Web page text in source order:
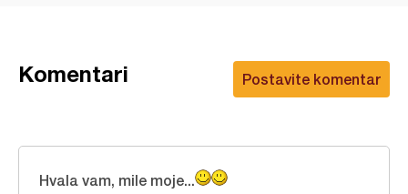
Postavite komentar
Komentari
Hvala vam, mile moje...